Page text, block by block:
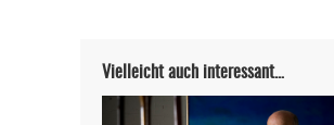
Vielleicht auch interessant…